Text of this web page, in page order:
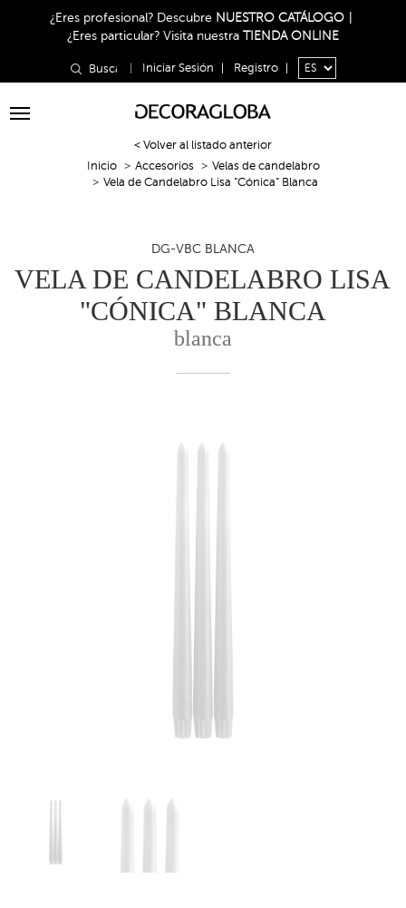
¿Eres profesional? Descubre NUESTRO CATÁLOGO
¿Eres particular? Visita nuestra TIENDA ONLINE
Iniciar Sesión Registro
Toggle
< Volver al listado anterior
Inicio
Accesorios
Velas de candelabro
Vela de Candelabro Lisa "Cónica" Blanca
DG-VBC BLANCA
VELA DE CANDELABRO LISA
"CÓNICA" BLANCA
blanca